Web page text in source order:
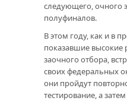
следующего, очного
полуфиналов.
В этом году, как и в
показавшие высокие
заочного отбора,
своих федеральных
они пройдут
тестирование, а